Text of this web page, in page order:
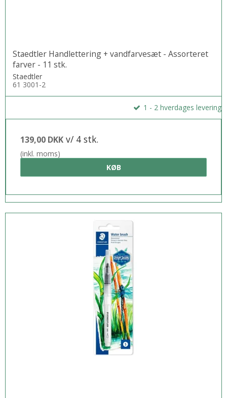
Staedtler Handlettering + vandfarvesæt - Assorteret
farver - 11 stk.
Staedtler
61 3001-2
1 - 2 hverdages levering
139,00 DKK v/ 4 stk.
(inkl. moms)
KØB